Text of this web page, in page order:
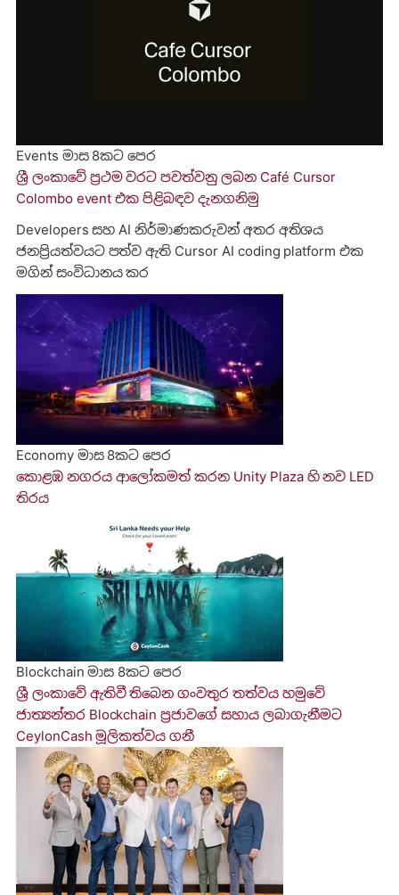
Events මාස 8කට පෙර
ශ්‍රී ලංකාවේ ප්‍රථම වරට පවත්වනු ලබන Café Cursor
Colombo event එක පිළිබඳව දැනගනිමු
Developers සහ AI නිර්මාණකරුවන් අතර අතිශය
ජනප්‍රියත්වයට පත්ව ඇති Cursor AI coding platform එක
මගින් සංවිධානය කර
Economy මාස 8කට පෙර
කොළඹ නගරය ආලෝකමත් කරන Unity Plaza හි නව LED
තිරය
Blockchain මාස 8කට පෙර
ශ්‍රී ලංකාවේ ඇතිවී තිබෙන ගංවතුර තත්වය හමුවේ
ජාත්‍යන්තර Blockchain ප්‍රජාවගේ සහාය ලබාගැනීමට
CeylonCash මූලිකත්වය ග​නී